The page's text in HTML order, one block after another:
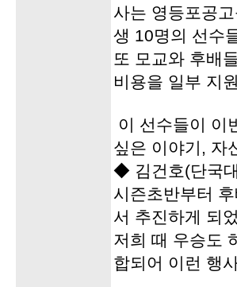
사는 영등포공
생 10명의 선수
또 모교와 후배
비용을 일부 지
이 선수들이 이
싶은 이야기, 자
◆ 김건호(단국
시즌초반부터
서 추진하게 되
저희 때 우승도
합되어 이런 행